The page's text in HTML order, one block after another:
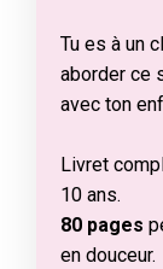
Tu es à un
aborder ce
avec ton
Livret
10 ans.
80 pages
en douceur.